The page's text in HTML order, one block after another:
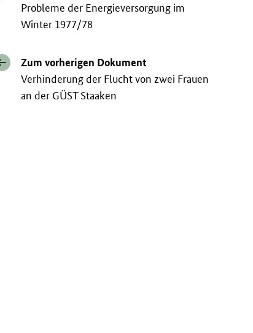
Probleme der Energieversorgung im
Winter 1977/78
Zum vorherigen Dokument
Verhinderung der Flucht von zwei Frauen
an der GÜST Staaken